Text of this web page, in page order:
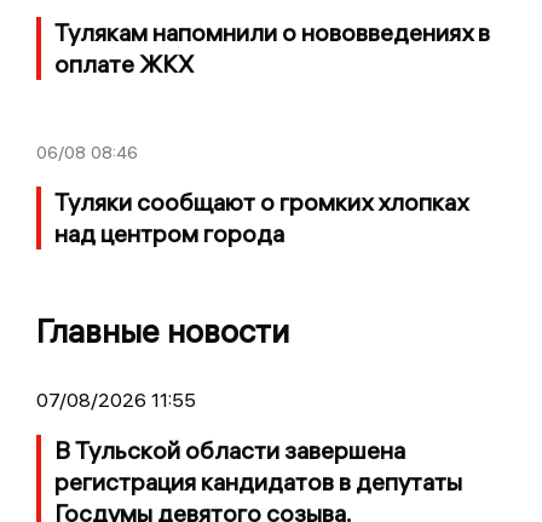
Тулякам напомнили о нововведениях в
оплате ЖКХ
06/08 08:46
Туляки сообщают о громких хлопках
над центром города
Главные новости
07/08/2026 11:55
В Тульской области завершена
регистрация кандидатов в депутаты
Госдумы девятого созыва.